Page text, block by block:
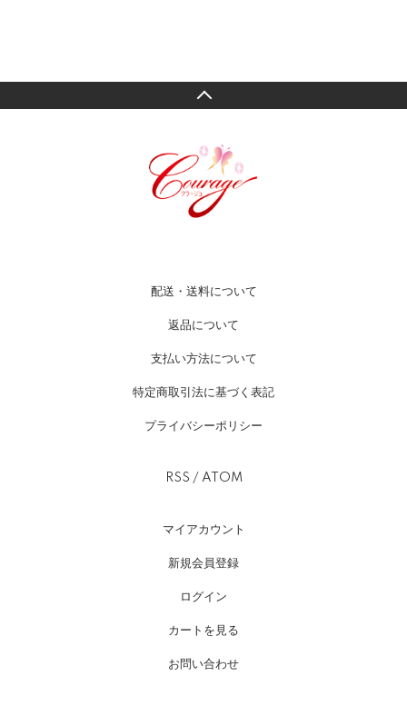
配送・送料について
返品について
支払い方法について
特定商取引法に基づく表記
プライバシーポリシー
RSS / ATOM
マイアカウント
新規会員登録
ログイン
カートを見る
お問い合わせ